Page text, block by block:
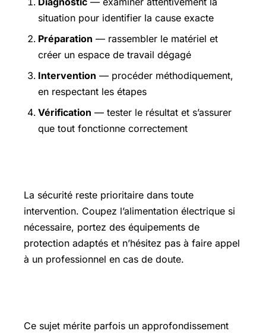
situation pour identifier la cause exacte
Préparation — rassembler le matériel et
créer un espace de travail dégagé
Intervention — procéder méthodiquement,
en respectant les étapes
Vérification — tester le résultat et s’assurer
que tout fonctionne correctement
La sécurité reste prioritaire dans toute
intervention. Coupez l’alimentation électrique si
nécessaire, portez des équipements de
protection adaptés et n’hésitez pas à faire appel
à un professionnel en cas de doute.
Ce sujet mérite parfois un approfondissement